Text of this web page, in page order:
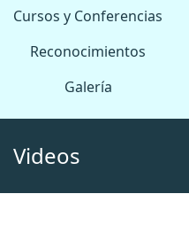
Cursos y Conferencias
Reconocimientos
Galería
Videos